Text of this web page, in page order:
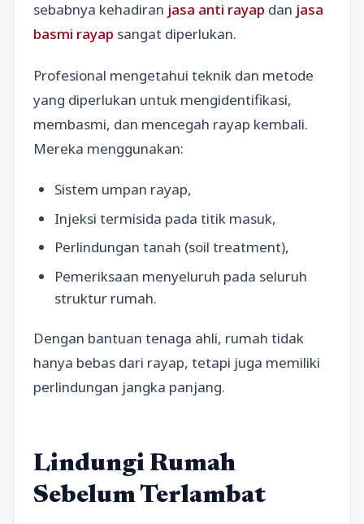
sebabnya kehadiran jasa anti rayap dan jasa
basmi rayap sangat diperlukan.
Profesional mengetahui teknik dan metode
yang diperlukan untuk mengidentifikasi,
membasmi, dan mencegah rayap kembali.
Mereka menggunakan:
Sistem umpan rayap,
Injeksi termisida pada titik masuk,
Perlindungan tanah (soil treatment),
Pemeriksaan menyeluruh pada seluruh
struktur rumah.
Dengan bantuan tenaga ahli, rumah tidak
hanya bebas dari rayap, tetapi juga memiliki
perlindungan jangka panjang.
Lindungi Rumah
Sebelum Terlambat